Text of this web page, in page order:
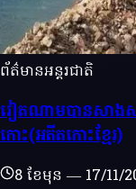
ព័ត៌មានអន្តរជាតិ
វៀតណាមបានសាង
កោះ(អតីតកោះខ្មែរ)
8 ខែមុន — 17/11/